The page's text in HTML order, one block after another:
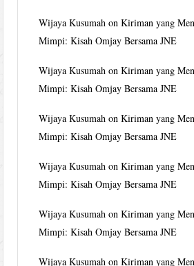
Wijaya Kusumah onKiriman yang
Mimpi: Kisah Omjay Bersama JNE
Wijaya Kusumah onKiriman yang
Mimpi: Kisah Omjay Bersama JNE
Wijaya Kusumah onKiriman yang
Mimpi: Kisah Omjay Bersama JNE
Wijaya Kusumah onKiriman yang
Mimpi: Kisah Omjay Bersama JNE
Wijaya Kusumah onKiriman yang
Mimpi: Kisah Omjay Bersama JNE
Wijaya Kusumah onKiriman yang